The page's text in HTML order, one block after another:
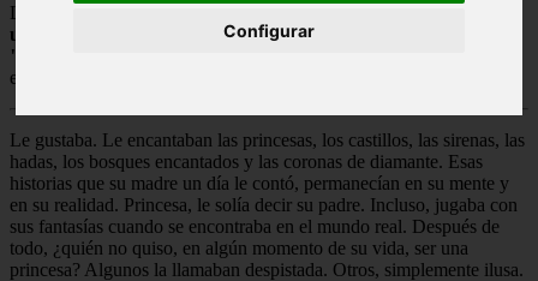
Configurar
Lo mas apropiado, sería empezar la historia con el clásico: "
una vez
".
empezar así.
Le gustaba. Le encantaban las princesas, los castillos, las sirenas, las
hadas, los bosques encantados y las coronas de diamante. Esas
historias que su madre un día le contó, permanecían en su mente y
en su realidad. Princesa, le solía decir su padre. Incluso, jugaba con
sus fantasías cuando se encontraba en el mundo real. Después de
todo, ¿quién no quiso, en algún momento de su vida, ser una
princesa? Algunos la llamaban despistada. Otros, simplemente ilusa.